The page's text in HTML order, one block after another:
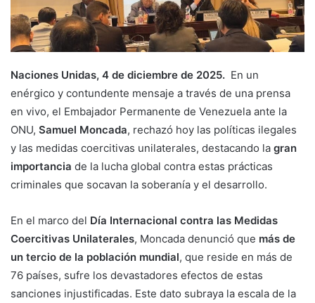
Naciones Unidas, 4 de diciembre de 2025. En un
enérgico y contundente mensaje a través de una prensa
en vivo, el Embajador Permanente de Venezuela ante la
ONU, Samuel Moncada, rechazó hoy las políticas ilegales
y las medidas coercitivas unilaterales, destacando la gran
importancia de la lucha global contra estas prácticas
criminales que socavan la soberanía y el desarrollo.
En el marco del Día Internacional contra las Medidas
Coercitivas Unilaterales, Moncada denunció que más de
un tercio de la población mundial, que reside en más de
76 países, sufre los devastadores efectos de estas
sanciones injustificadas. Este dato subraya la escala de la